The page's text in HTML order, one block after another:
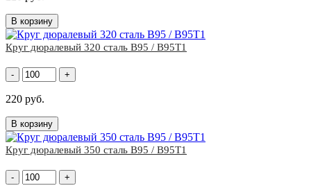
В корзину
Круг дюралевый 320 сталь В95 / В95Т1
- +
220 руб.
В корзину
Круг дюралевый 350 сталь В95 / В95Т1
- +